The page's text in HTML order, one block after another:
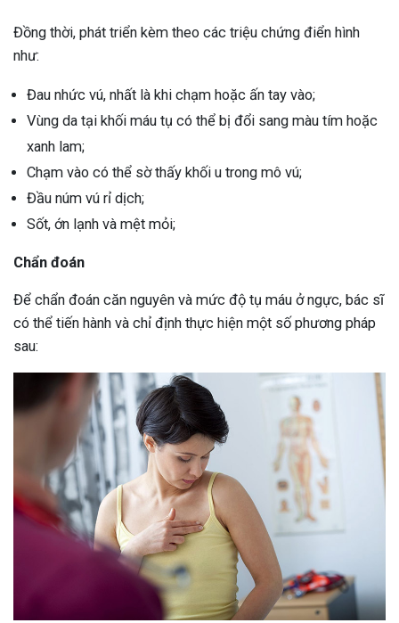
Đồng thời, phát triển kèm theo các triệu chứng điển hình
như:
Đau nhức vú, nhất là khi chạm hoặc ấn tay vào;
Vùng da tại khối máu tụ có thể bị đổi sang màu tím hoặc
xanh lam;
Chạm vào có thể sờ thấy khối u trong mô vú;
Đầu núm vú rỉ dịch;
Sốt, ớn lạnh và mệt mỏi;
Chẩn đoán
Để chẩn đoán căn nguyên và mức độ tụ máu ở ngực, bác sĩ
có thể tiến hành và chỉ định thực hiện một số phương pháp
sau: